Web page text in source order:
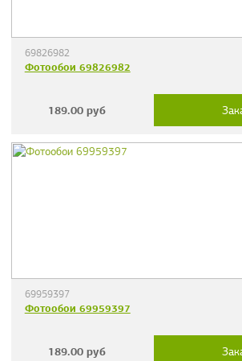
69826982
Фотообои 69826982
189.00 руб
69959397
Фотообои 69959397
189.00 руб